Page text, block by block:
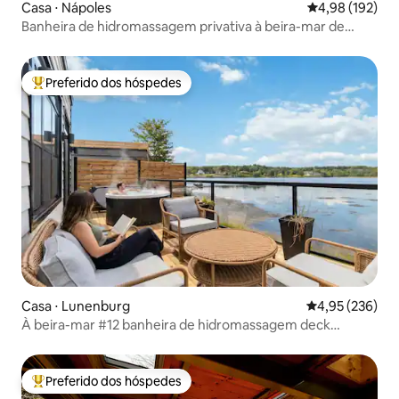
Casa ⋅ Nápoles 4,98 de uma
4,98 (192)
Banheira de hidromassagem privativa à beira-mar de
Entre os melhores preferidos dos hóspedes
Preferido dos hóspedes
Casa ⋅ Lunenburg 4,95 de uma
4,95 (236)
À beira-mar #12 banheira de hidromassagem deck
Entre os melhores preferidos dos hóspedes
Preferido dos hóspedes